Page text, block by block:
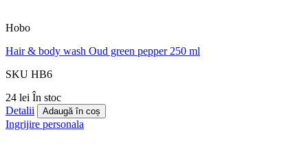
Hobo
Hair & body wash Oud green pepper 250 ml
SKU HB6
24 lei În stoc
Detalii
Adaugă în coș
Ingrijire personala